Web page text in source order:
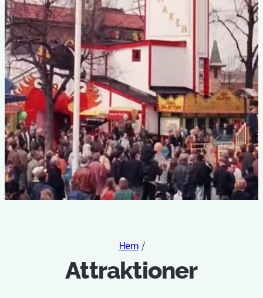
Hem /
Attraktioner